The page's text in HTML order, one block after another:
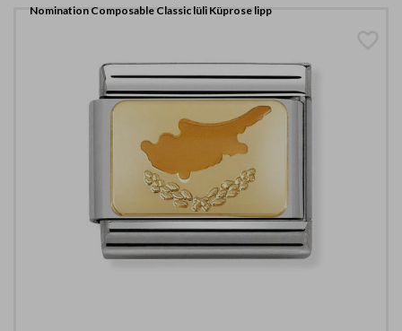
Nomination Composable Classic lüli Küprose lipp